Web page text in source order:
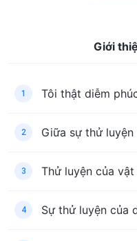
Giới
1 Tôi thật diễm
2 Giữa sự thử
3 Thử luyện của vật
4 Sự thử luyện của